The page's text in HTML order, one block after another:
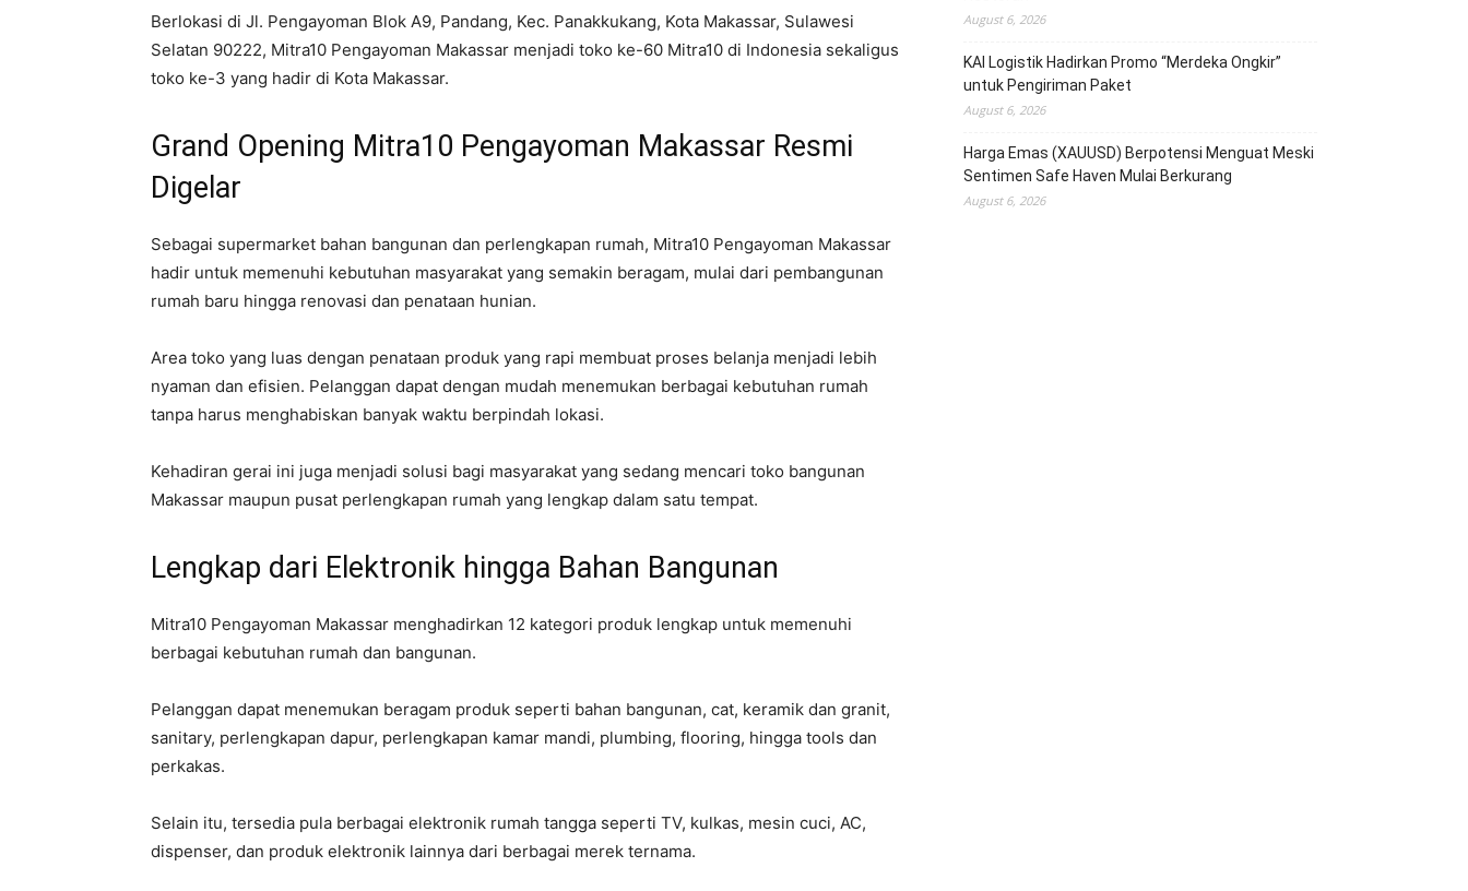
Berlokasi di Jl. Pengayoman Blok A9, Pandang, Kec. Panakkukang, Kota Makassar, Sulawesi
Selatan 90222, Mitra10 Pengayoman Makassar menjadi toko ke-60 Mitra10 di Indonesia sekaligus
toko ke-3 yang hadir di Kota Makassar.
Grand Opening Mitra10 Pengayoman Makassar Resmi
Digelar
Sebagai supermarket bahan bangunan dan perlengkapan rumah, Mitra10 Pengayoman Makassar
hadir untuk memenuhi kebutuhan masyarakat yang semakin beragam, mulai dari pembangunan
rumah baru hingga renovasi dan penataan hunian.
Area toko yang luas dengan penataan produk yang rapi membuat proses belanja menjadi lebih
nyaman dan efisien. Pelanggan dapat dengan mudah menemukan berbagai kebutuhan rumah
tanpa harus menghabiskan banyak waktu berpindah lokasi.
Kehadiran gerai ini juga menjadi solusi bagi masyarakat yang sedang mencari toko bangunan
Makassar maupun pusat perlengkapan rumah yang lengkap dalam satu tempat.
Lengkap dari Elektronik hingga Bahan Bangunan
Mitra10 Pengayoman Makassar menghadirkan 12 kategori produk lengkap untuk memenuhi
berbagai kebutuhan rumah dan bangunan.
Pelanggan dapat menemukan beragam produk seperti bahan bangunan, cat, keramik dan granit,
sanitary, perlengkapan dapur, perlengkapan kamar mandi, plumbing, flooring, hingga tools dan
perkakas.
Selain itu, tersedia pula berbagai elektronik rumah tangga seperti TV, kulkas, mesin cuci, AC,
dispenser, dan produk elektronik lainnya dari berbagai merek ternama.
August 6, 2026
KAI Logistik Hadirkan Promo “Merdeka Ongkir”
untuk Pengiriman Paket
August 6, 2026
Harga Emas (XAUUSD) Berpotensi Menguat Meski
Sentimen Safe Haven Mulai Berkurang
August 6, 2026